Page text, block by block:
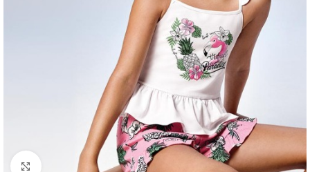
Click to enlarge